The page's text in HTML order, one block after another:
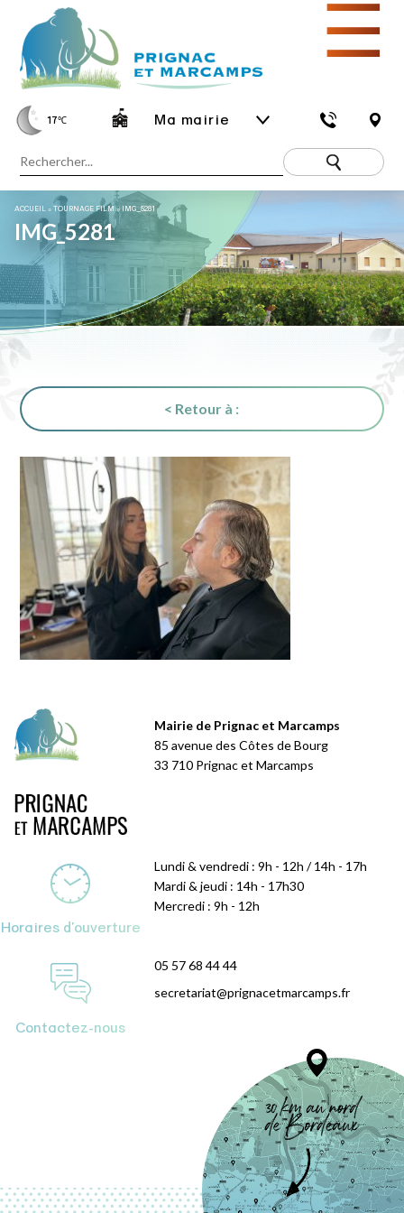
17℃ Ma mairie
☰
ACCUEIL »TOURNAGE FILM» IMG_5281
IMG_5281
< Retour à :
Mairie de Prignac et Marcamps
85 avenue des Côtes de Bourg
33 710 Prignac et Marcamps
Horaires d'ouverture
Lundi & vendredi : 9h - 12h / 14h - 17h
Mardi & jeudi : 14h - 17h30
Mercredi : 9h - 12h
Contactez-nous
05 57 68 44 44
secretariat@prignacetmarcamps.fr